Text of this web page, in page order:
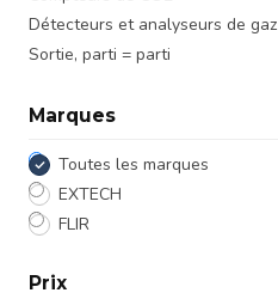
Détecteurs et analyseurs de gaz
Sortie, parti = parti
Marques
Toutes les marques
EXTECH
FLIR
Prix